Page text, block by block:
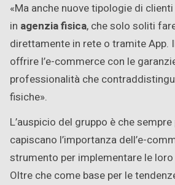
«Ma anche nuove tipologie di
in agenzia fisica, che solo soliti
direttamente in rete o tramite App.
offrire l’e-commerce con le
professionalità che
fisiche».
L’auspicio del gruppo è che
capiscano l’importanza dell’e-
strumento per implementare le loro
Oltre che come base per le